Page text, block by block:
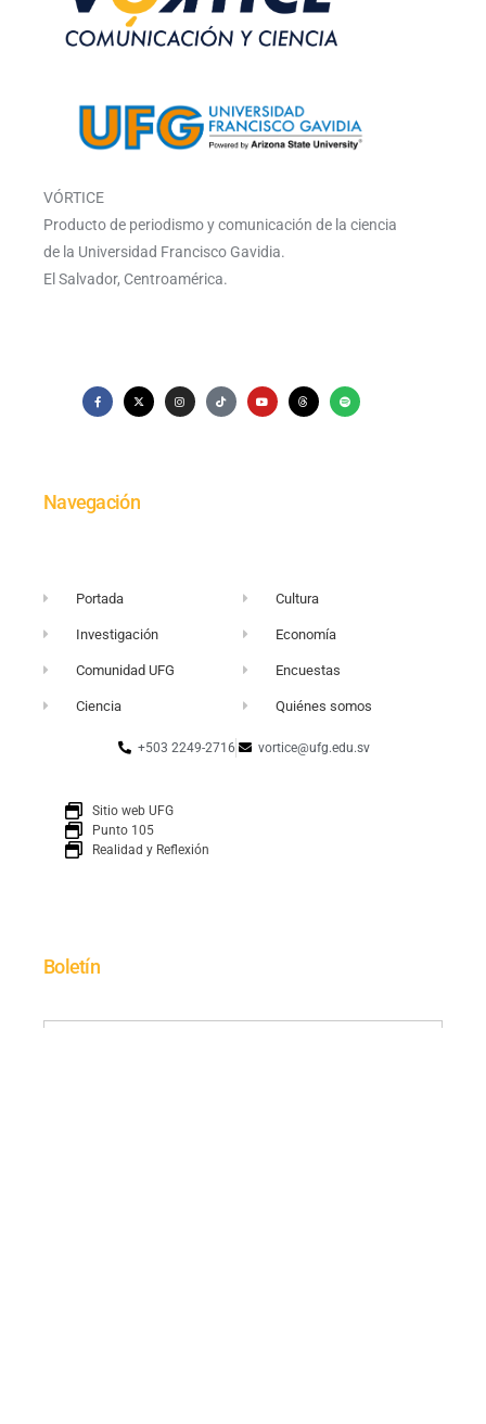
VÓRTICE
Producto de periodismo y comunicación de la ciencia
de la Universidad Francisco Gavidia.
El Salvador, Centroamérica.
Navegación
Portada
Investigación
Comunidad UFG
Ciencia
Cultura
Economía
Encuestas
Quiénes somos
+503 2249-2716 vortice@ufg.edu.sv
Sitio web UFG
Punto 105
Realidad y Reflexión
Boletín